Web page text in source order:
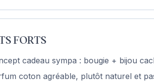
FORTS
cadeau sympa : bougie + bijou
coton agréable, plutôt naturel et